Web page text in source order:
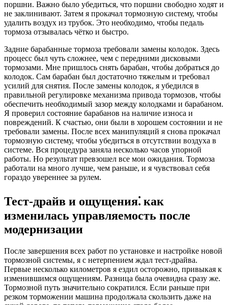
поршни. Важно было убедиться, что поршни свободно ходят и
не заклинивают. Затем я прокачал тормозную систему, чтобы
удалить воздух из трубок. Это необходимо, чтобы педаль
тормоза отзывалась чётко и быстро.
Задние барабанные тормоза требовали замены колодок. Здесь
процесс был чуть сложнее, чем с передними дисковыми
тормозами. Мне пришлось снять барабан, чтобы добраться до
колодок. Сам барабан был достаточно тяжелым и требовал
усилий для снятия. После замены колодок, я убедился в
правильной регулировке механизма привода тормозов, чтобы
обеспечить необходимый зазор между колодками и барабаном.
Я проверил состояние барабанов на наличие износа и
повреждений. К счастью, они были в хорошем состоянии и не
требовали замены. После всех манипуляций я снова прокачал
тормозную систему, чтобы убедиться в отсутствии воздуха в
системе. Вся процедура заняла несколько часов упорной
работы. Но результат превзошел все мои ожидания. Тормоза
работали на много лучше, чем раньше, и я чувствовал себя
гораздо увереннее за рулем.
Тест-драйв и ощущения⁚ как
изменилась управляемость после
модернизации
После завершения всех работ по установке и настройке новой
тормозной системы, я с нетерпением ждал тест-драйва.
Первые несколько километров я ездил осторожно, привыкая к
изменившимся ощущениям. Разница была очевидна сразу же.
Тормозной путь значительно сократился. Если раньше при
резком торможении машина продолжала скользить даже на